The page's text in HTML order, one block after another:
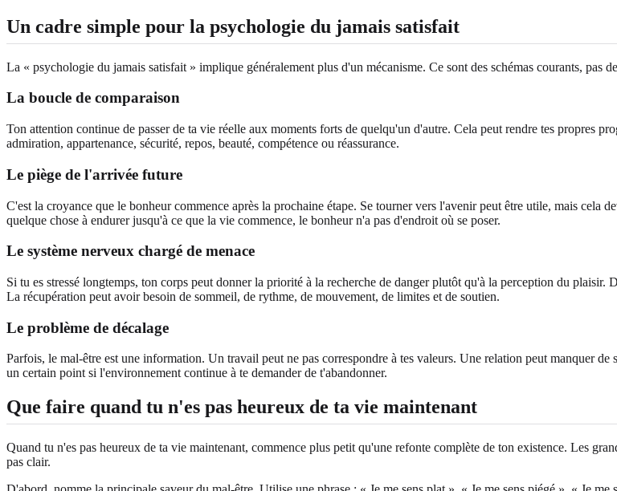
Un cadre simple pour la psychologie du jamais satisfait
La « psychologie du jamais satisfait » implique généralement plus d'un mécanisme. Ce sont des schémas courants, pas
La boucle de comparaison
Ton attention continue de passer de ta vie réelle aux moments forts de quelqu'un d'autre. Cela peut rendre tes propres
admiration, appartenance, sécurité, repos, beauté, compétence ou réassurance.
Le piège de l'arrivée future
C'est la croyance que le bonheur commence après la prochaine étape. Se tourner vers l'avenir peut être utile, mais cela
quelque chose à endurer jusqu'à ce que la vie commence, le bonheur n'a pas d'endroit où se poser.
Le système nerveux chargé de menace
Si tu es stressé longtemps, ton corps peut donner la priorité à la recherche de danger plutôt qu'à la perception du
La récupération peut avoir besoin de sommeil, de rythme, de mouvement, de limites et de soutien.
Le problème de décalage
Parfois, le mal-être est une information. Un travail peut ne pas correspondre à tes valeurs. Une relation peut manquer
un certain point si l'environnement continue à te demander de t'abandonner.
Que faire quand tu n'es pas heureux de ta vie maintenant
Quand tu n'es pas heureux de ta vie maintenant, commence plus petit qu'une refonte complète de ton existence. Les
pas clair.